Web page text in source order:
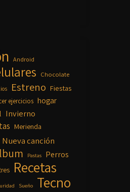
Android
Chocolate
Estreno Fiestas
ejercicios hogar
Invierno
Merienda
Nueva canción
Pastas Perros
Recetas
Sueño Tecno